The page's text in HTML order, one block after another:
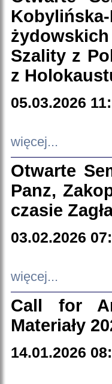
Szality z
z
05.03.2026
więcej...
Otwarte
Panz,
czasie
03.02.2026
więcej...
Call for
Materiały
14.01.2026